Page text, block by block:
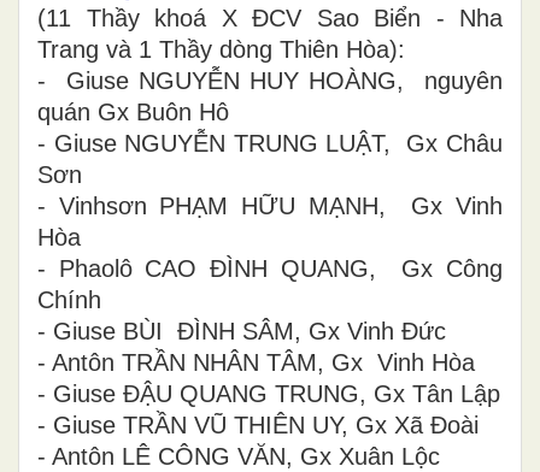
(11 Thầy khoá X ĐCV Sao Biển - Nha
Trang và 1 Thầy dòng Thiên Hòa):
- Giuse NGUYỄN HUY HOÀNG, nguyên
quán Gx Buôn Hô
- Giuse NGUYỄN TRUNG LUẬT, Gx Châu
Sơn
- Vinhsơn PHẠM HỮU MẠNH, Gx Vinh
Hòa
- Phaolô CAO ĐÌNH QUANG, Gx Công
Chính
- Giuse BÙI ĐÌNH SÂM, Gx Vinh Đức
- Antôn TRẦN NHÂN TÂM, Gx Vinh Hòa
- Giuse ĐẬU QUANG TRUNG, Gx Tân Lập
- Giuse TRẦN VŨ THIÊN UY, Gx Xã Đoài
- Antôn LÊ CÔNG VĂN, Gx Xuân Lộc